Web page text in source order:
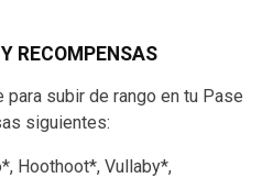
RECOMPENSAS
subir de rango en tu Pase
siguientes:
Hoothoot*, Vullaby*,